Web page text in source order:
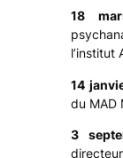
18
l’institut
14
du MAD
3